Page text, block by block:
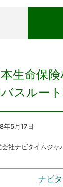
生命保
スルー
年5月17日
会社ナビタイムジャ
ナビ